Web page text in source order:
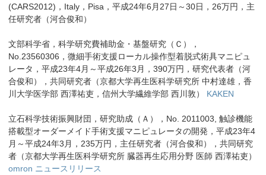
(CARS2012)，Italy，Pisa，平成24年6月27日～30日，26万円，主
任研究者（河合俊和）
文部科学省，科学研究費補助金・基盤研究（Ｃ），
No.23560306，微細手術支援ローカル操作型着脱式術具マニピュ
レータ，平成23年4月～平成26年3月，390万円，研究代表者（河
合俊和），共同研究者（京都大学再生医科学研究所 中村達雄，香
川大学医学部 西澤祐吏，信州大学繊維学部 西川敦） KAKEN
立石科学技術振興財団，研究助成（Ａ），No. 2011003, 触診機能
搭載型オーダーメイド手術支援マニピュレータの開発，平成23年4
月～平成24年3月，235万円，主任研究者（河合俊和），共同研究
者（京都大学再生医科学研究所 臓器再生応用分野 医師 西澤祐吏）
omron ニュースリリース